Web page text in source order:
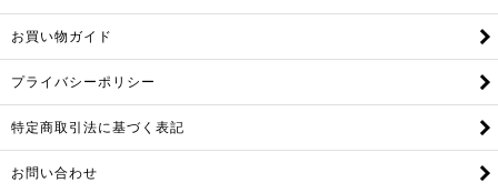
お買い物ガイド
プライバシーポリシー
特定商取引法に基づく表記
お問い合わせ